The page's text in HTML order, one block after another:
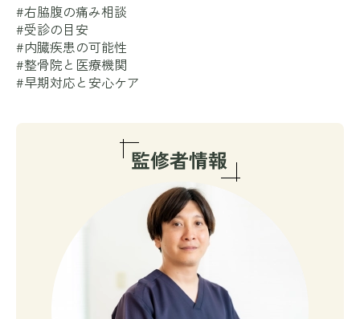
#右脇腹の痛み相談
#受診の目安
#内臓疾患の可能性
#整骨院と医療機関
#早期対応と安心ケア